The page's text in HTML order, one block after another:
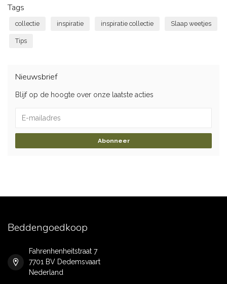
Tags
collectie inspiratie inspiratie collectie Slaap weetjes
Tips
Nieuwsbrief
Blijf op de hoogte over onze laatste acties
Abonneer
Beddengoedkoop
Fahrenhenheitstraat 7
7701 BV Dedemsvaart
Nederland